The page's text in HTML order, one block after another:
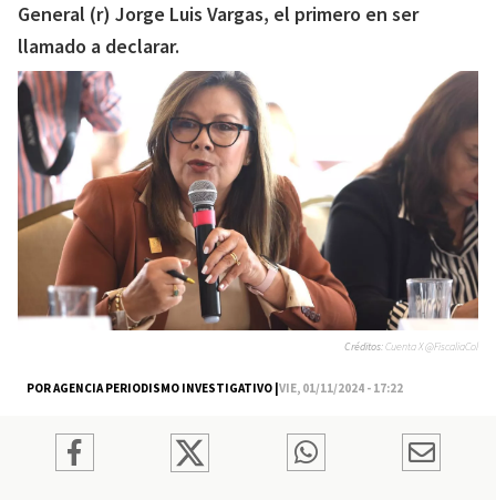
General (r) Jorge Luis Vargas, el primero en ser
llamado a declarar.
POR AGENCIA PERIODISMO INVESTIGATIVO |VIE, 01/11/2024 - 17:22
Créditos:Cuenta X @FiscaliaCol